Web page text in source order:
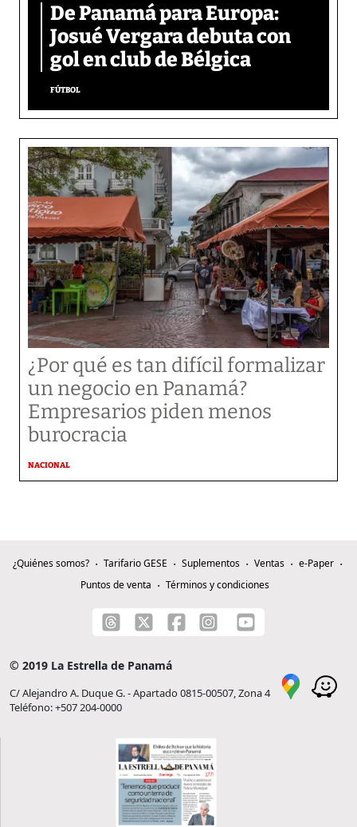
De Panamá para Europa:
Josué Vergara debuta con
gol en club de Bélgica
FÚTBOL
¿Por qué es tan difícil formalizar
un negocio en Panamá?
Empresarios piden menos
burocracia
NACIONAL
¿Quiénes somos? Tarifario GESE Suplementos Ventas
e-Paper
Puntos de venta
Términos y condiciones
© 2019 La Estrella de Panamá
C/ Alejandro A. Duque G. - Apartado 0815-00507, Zona 4
Teléfono: +507 204-0000